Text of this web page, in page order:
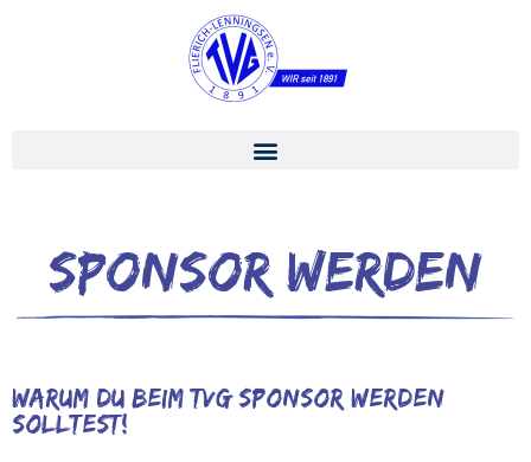
Sponsor werden
Warum DU beim TVG Sponsor werden
solltest!